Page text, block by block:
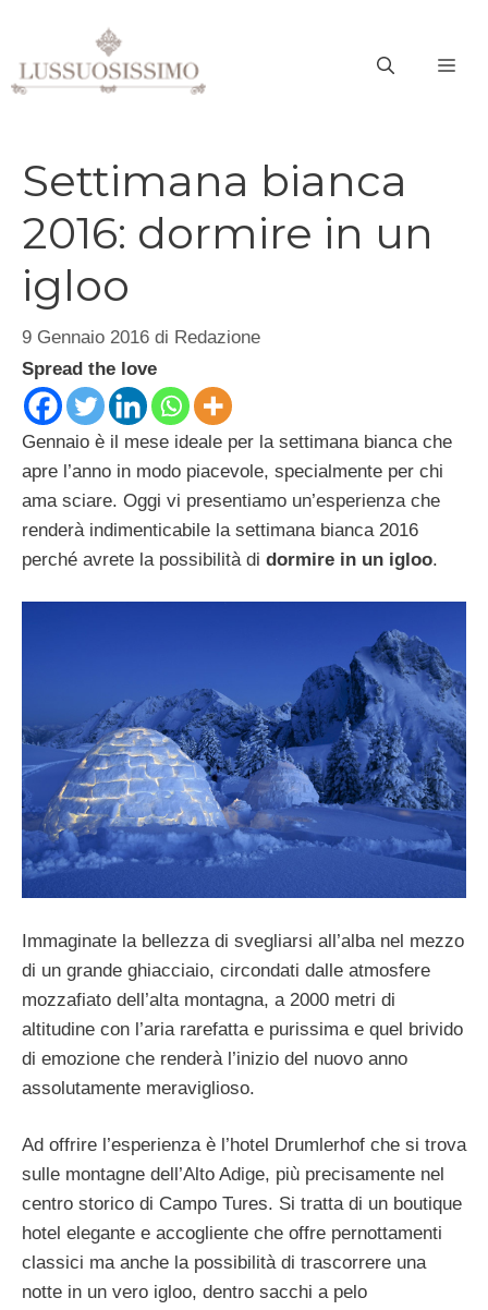
contenuto
Settimana bianca
2016: dormire in un
igloo
9 Gennaio 2016 di Redazione
Spread the love
Gennaio è il mese ideale per la settimana bianca che
apre l’anno in modo piacevole, specialmente per chi
ama sciare. Oggi vi presentiamo un’esperienza che
renderà indimenticabile la settimana bianca 2016
perché avrete la possibilità di dormire in un igloo.
Immaginate la bellezza di svegliarsi all’alba nel mezzo
di un grande ghiacciaio, circondati dalle atmosfere
mozzafiato dell’alta montagna, a 2000 metri di
altitudine con l’aria rarefatta e purissima e quel brivido
di emozione che renderà l’inizio del nuovo anno
assolutamente meraviglioso.
Ad offrire l’esperienza è l’hotel Drumlerhof che si trova
sulle montagne dell’Alto Adige, più precisamente nel
centro storico di Campo Tures. Si tratta di un boutique
hotel elegante e accogliente che offre pernottamenti
classici ma anche la possibilità di trascorrere una
notte in un vero igloo, dentro sacchi a pelo